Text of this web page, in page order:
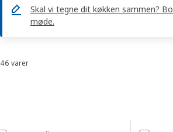
Skal vi tegne dit køkken sammen?
møde.
Sorter og filtrer
46 varer